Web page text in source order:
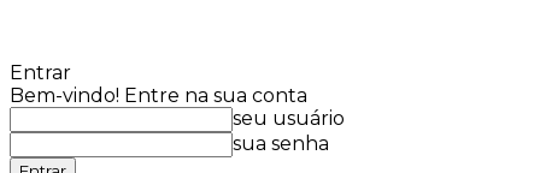
Entrar
Bem-vindo! Entre na sua conta
seu usuário
sua senha